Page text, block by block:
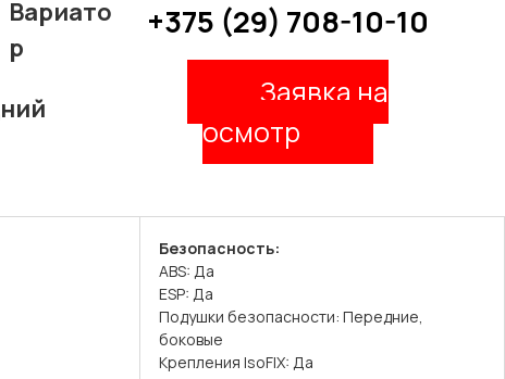
Вариато
р
+375 (29) 708-10-10
Заявка на
осмотр
Безопасность:
ABS: Да
ESP: Да
Подушки безопасности: Передние,
боковые
Крепления IsoFIX: Да